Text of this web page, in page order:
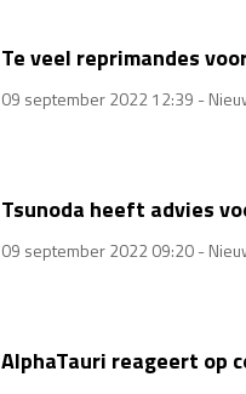
Te veel reprimandes
09 september 2022 12:39 -
Tsunoda heeft advies
09 september 2022 09:20 -
AlphaTauri reageert op